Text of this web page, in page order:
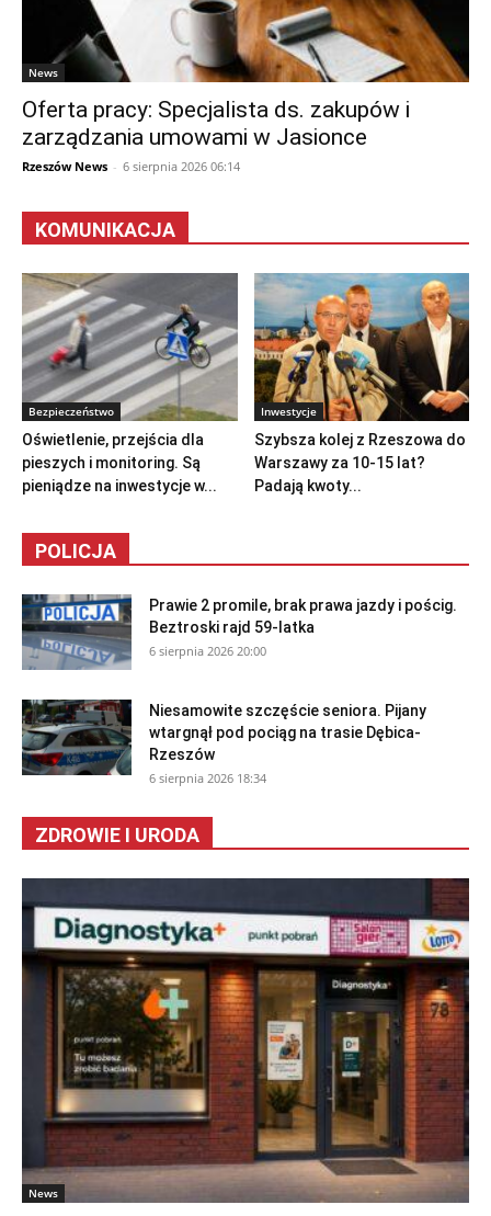
News
Oferta pracy: Specjalista ds. zakupów i
zarządzania umowami w Jasionce
Rzeszów News - 6 sierpnia 2026 06:14
KOMUNIKACJA
Bezpieczeństwo
Oświetlenie, przejścia dla
pieszych i monitoring. Są
pieniądze na inwestycje w...
Inwestycje
Szybsza kolej z Rzeszowa do
Warszawy za 10-15 lat?
Padają kwoty...
POLICJA
Prawie 2 promile, brak prawa jazdy i pościg.
Beztroski rajd 59-latka
6 sierpnia 2026 20:00
Niesamowite szczęście seniora. Pijany
wtargnął pod pociąg na trasie Dębica-
Rzeszów
6 sierpnia 2026 18:34
ZDROWIE I URODA
News